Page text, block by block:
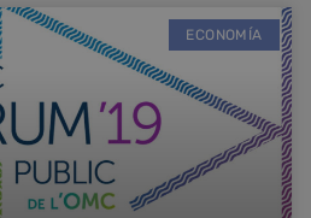
ECONOMÍA